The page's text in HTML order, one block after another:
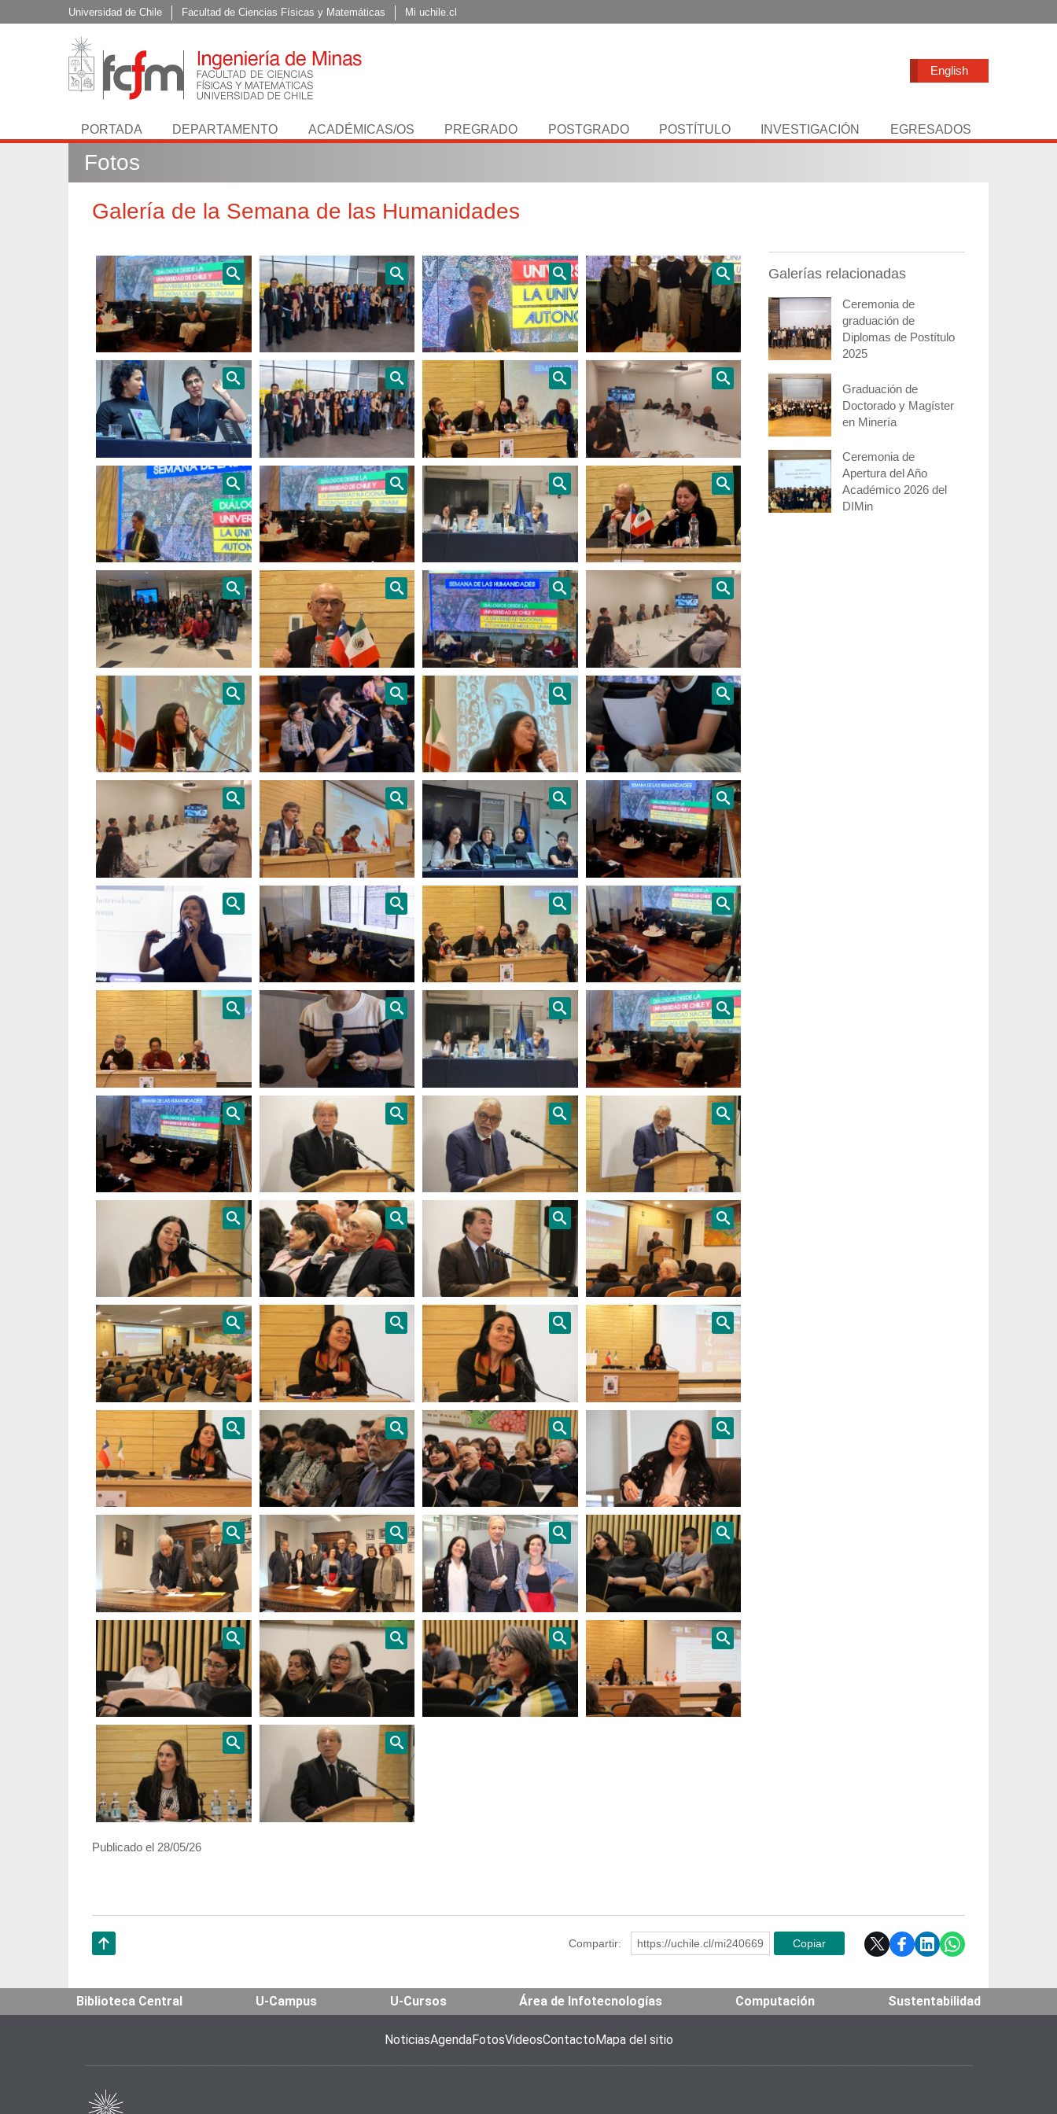
Universidad de Chile Facultad de Ciencias Físicas y Matemáticas Mi uchile.cl
English
PORTADA DEPARTAMENTO ACADÉMICAS/OS PREGRADO POSTGRADO POSTÍTULO INVESTIGACIÓN EGRESADOS
Fotos
Galería de la Semana de las Humanidades
Galerías relacionadas
Ceremonia de
graduación de
Diplomas de Postítulo
2025
Graduación de
Doctorado y Magíster
en Minería
Ceremonia de
Apertura del Año
Académico 2026 del
DIMin
Publicado el 28/05/26
Compartir: https://uchile.cl/mi240669 Copiar
Biblioteca Central U-Campus U-Cursos Área de Infotecnologías Computación Sustentabilidad
NoticiasAgendaFotosVideosContactoMapa del sitio